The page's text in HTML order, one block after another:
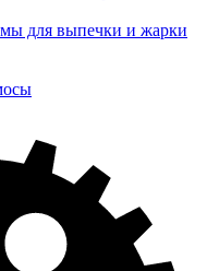
для выпечки и жарки